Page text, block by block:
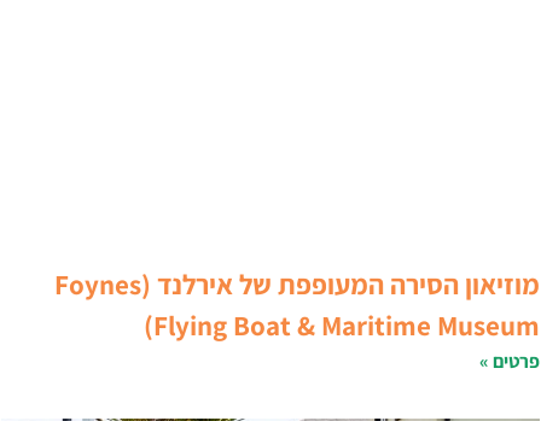
מוזיאון הסירה המעופפת של אירלנד (Foynes
Flying Boat & Maritime Museum)
פרטים »